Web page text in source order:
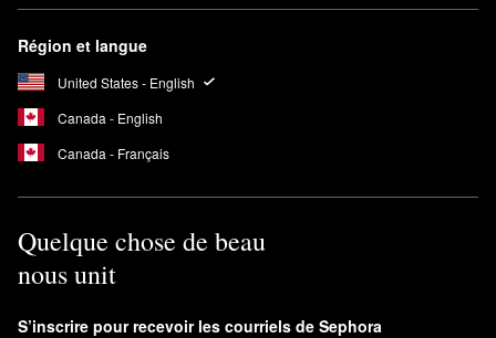
Région et langue
United States - English
Canada - English
Canada - Français
Quelque chose de beau
nous unit
S’inscrire pour recevoir les courriels de Sephora